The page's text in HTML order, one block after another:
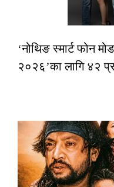
‘नोथिङ स्मार्ट फोन
२०२६’का लागि ४२